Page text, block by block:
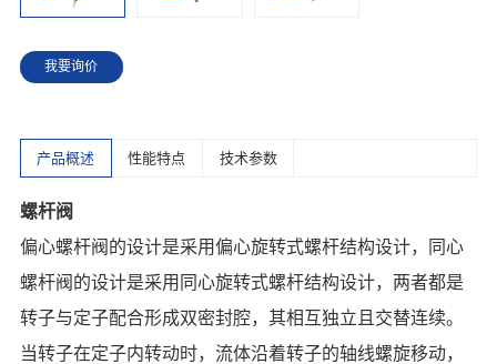
我要询价
产品概述 性能特点 技术参数
螺杆阀
偏心螺杆阀的设计是采用偏心旋转式螺杆结构设计，同心
螺杆阀的设计是采用同心旋转式螺杆结构设计，两者都是
转子与定子配合形成双密封腔，其相互独立且交替连续。
当转子在定子内转动时，流体沿着转子的轴线螺旋移动，